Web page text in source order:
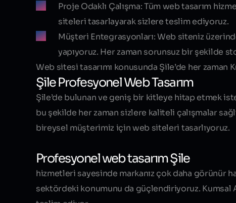
Proje Odaklı Çalışma:Tüm web tasarım
siteleri tasarlayarak sizlere teslim ediyoruz.
Müşteri Entegrasyonları:Web siteniz
yapıyoruz. Her zaman sorunsuz bir şekilde
Web sitesi tasarımı konusunda Şile’de her
Şile Profesyonel Web Tasarım
Şile’de bulunan ve geniş bir kitleye hitap etmek
bu şekilde her zaman sizlere kaliteli çalışmalar
bireysel müşterimiz için web siteleri tasarlıyoruz.
Profesyonel web tasarım Şile
hizmetleri sayesinde markanız çok daha görünür
sektördeki konumunu da güçlendiriyoruz.